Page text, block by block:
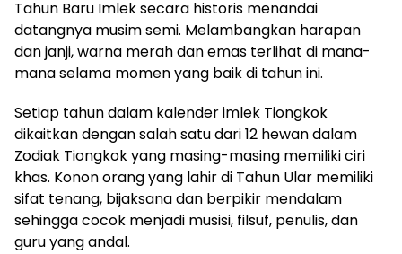
Tahun Baru Imlek secara historis menandai
datangnya musim semi. Melambangkan harapan
dan janji, warna merah dan emas terlihat di mana-
mana selama momen yang baik di tahun ini.
Setiap tahun dalam kalender imlek Tiongkok
dikaitkan dengan salah satu dari 12 hewan dalam
Zodiak Tiongkok yang masing-masing memiliki ciri
khas. Konon orang yang lahir di Tahun Ular memiliki
sifat tenang, bijaksana dan berpikir mendalam
sehingga cocok menjadi musisi, filsuf, penulis, dan
guru yang andal.